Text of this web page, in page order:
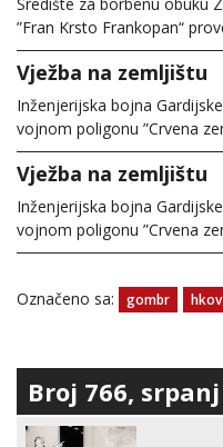
”Fran Krsto Frankopan“
Vježba na zemljištu
Inženjerijska bojna
vojnom poligonu ”Crvena
Vježba na zemljištu
Inženjerijska bojna
vojnom poligonu ”Crvena
Označeno sa: gombr hkov
Broj 766,